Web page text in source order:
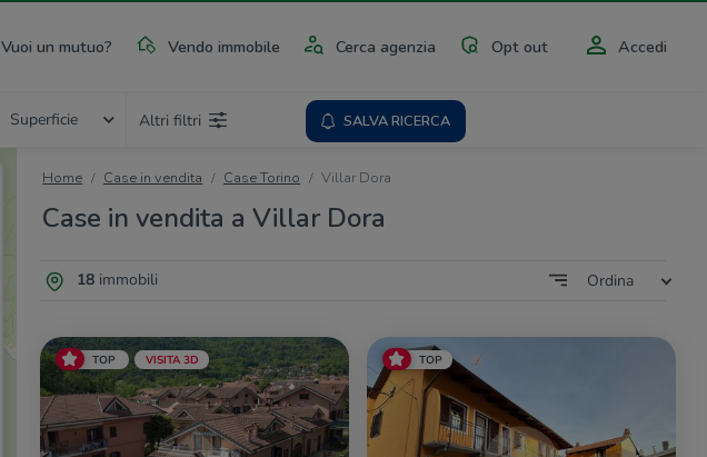
Vuoi un mutuo? Vendo immobile Cerca agenzia Opt out Accedi
Superficie Altri filtri SALVA RICERCA
Home Case in vendita Case Torino Villar Dora
Case in vendita a Villar Dora
18immobili Ordina
TOP VISITA 3D TOP